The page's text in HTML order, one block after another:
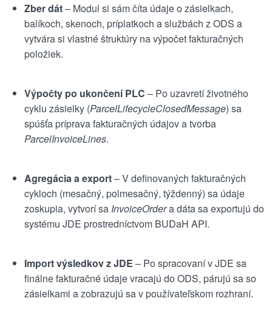
Zber dát– Modul si sám číta údaje o zásielkach,
balíkoch, skenoch, príplatkoch a službách z ODS a
vytvára si vlastné štruktúry na výpočet fakturačných
položiek.
Výpočty po ukončení PLC – Po uzavretí životného
cyklu zásielky (ParcelLifecycleClosedMessage) sa
spúšťa príprava fakturačných údajov a tvorba
ParcelInvoiceLines.
Agregácia a export– V definovaných fakturačných
cykloch (mesačný, polmesačný, týždenný) sa údaje
zoskupia, vytvorí sa InvoiceOrdera dáta sa exportujú do
systému JDE prostredníctvom BUDaH API.
Import výsledkov z JDE – Po spracovaní v JDE sa
finálne fakturačné údaje vracajú do ODS, párujú sa so
zásielkami a zobrazujú sa v používateľskom rozhraní.